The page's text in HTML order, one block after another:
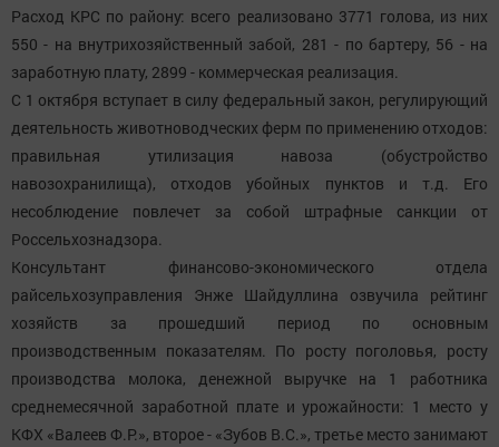
Расход КРС по району: всего реализовано 3771 голова, из них
550 - на внутрихозяйственный забой, 281 - по бартеру, 56 - на
заработную плату, 2899 - коммерческая реализация.
С 1 октября вступает в силу федеральный закон, регулирующий
деятельность животноводческих ферм по применению отходов:
правильная утилизация навоза (обустройство
навозохранилища), отходов убойных пунктов и т.д. Его
несоблюдение повлечет за собой штрафные санкции от
Россельхознадзора.
Консультант финансово-экономического отдела
райсельхозуправления Энже Шайдуллина озвучила рейтинг
хозяйств за прошедший период по основным
производственным показателям. По росту поголовья, росту
производства молока, денежной выручке на 1 работника
среднемесячной заработной плате и урожайности: 1 место у
КФХ «Валеев Ф.Р.», второе - «Зубов В.С.», третье место занимают